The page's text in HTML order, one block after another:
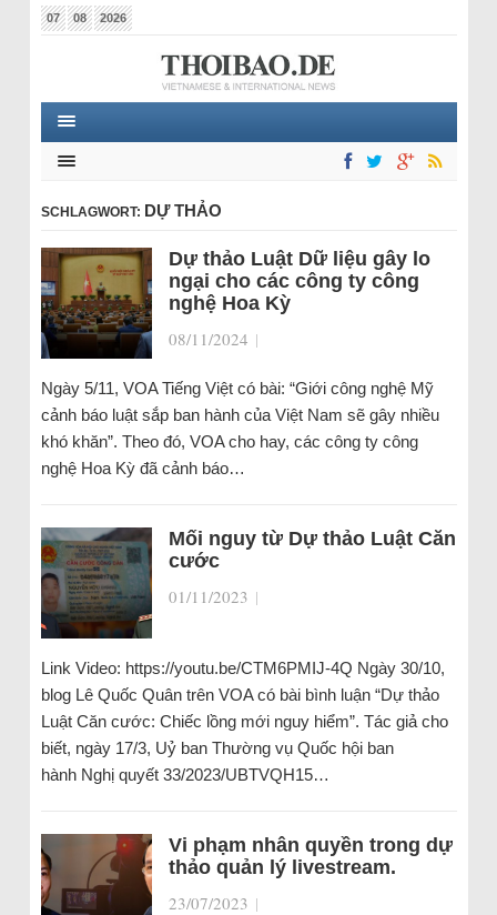
07 08 2026
SCHLAGWORT: DỰ THẢO
Dự thảo Luật Dữ liệu gây lo
ngại cho các công ty công
nghệ Hoa Kỳ
08/11/2024 |
Ngày 5/11, VOA Tiếng Việt có bài: “Giới công nghệ Mỹ
cảnh báo luật sắp ban hành của Việt Nam sẽ gây nhiều
khó khăn”. Theo đó, VOA cho hay, các công ty công
nghệ Hoa Kỳ đã cảnh báo…
Mối nguy từ Dự thảo Luật Căn
cước
01/11/2023 |
Link Video: https://youtu.be/CTM6PMIJ-4Q Ngày 30/10,
blog Lê Quốc Quân trên VOA có bài bình luận “Dự thảo
Luật Căn cước: Chiếc lồng mới nguy hiểm”. Tác giả cho
biết, ngày 17/3, Uỷ ban Thường vụ Quốc hội ban
hành Nghị quyết 33/2023/UBTVQH15…
Vi phạm nhân quyền trong dự
thảo quản lý livestream.
23/07/2023 |